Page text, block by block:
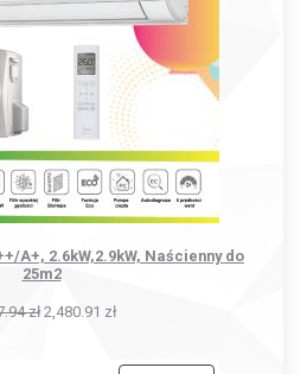
A+, 2.6kW,2.9kW, Naścienny do
25m2
zł 2,480.91 zł